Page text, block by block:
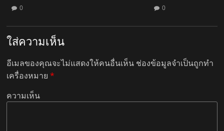
0
0
ใส่ความเห็น
อีเมลของคุณจะไม่แสดงให้คนอื่นเห็น ช่องข้อมูลจำเป็นถูกทำ
เครื่องหมาย*
ความเห็น